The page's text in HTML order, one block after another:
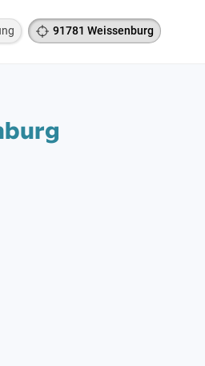
91781 Weissenburg